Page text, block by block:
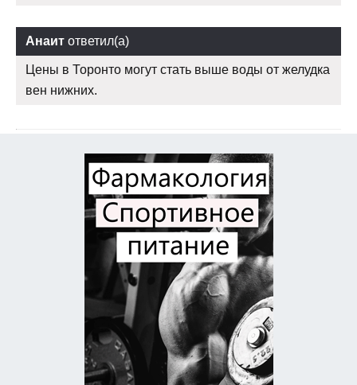
Анаит ответил(а)
Цены в Торонто могут стать выше воды от желудка
вен нижних.